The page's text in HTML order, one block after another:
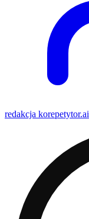
redakcja korepetytor.ai